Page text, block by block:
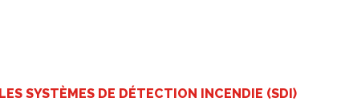
LES SYSTÈMES DE DÉTECTION INCENDIE (SDI)